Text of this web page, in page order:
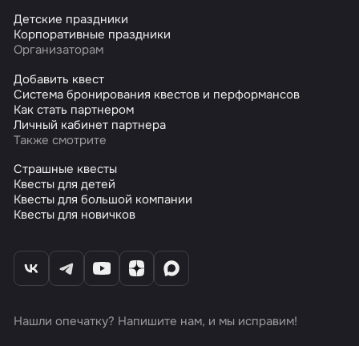
Детские праздники
Корпоративные праздники
Организаторам
Добавить квест
Система бронирования квестов и перформансов
Как стать партнером
Личный кабинет партнера
Также смотрите
Страшные квесты
Квесты для детей
Квесты для большой компании
Квесты для новичков
Нашли опечатку? Напишите нам, и мы исправим!